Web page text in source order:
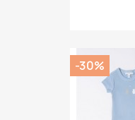
-30%